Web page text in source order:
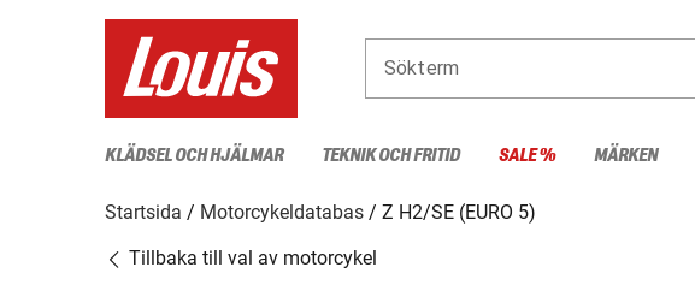
Sökterm
KLÄDSEL OCH HJÄLMAR TEKNIK OCH FRITID SALE % MÄRKEN
Startsida Motorcykeldatabas
Z H2/SE (EURO 5)
Tillbaka till val av motorcykel